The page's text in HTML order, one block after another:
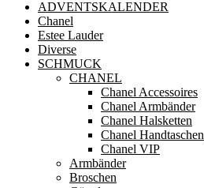
ADVENTSKALENDER
Chanel
Estee Lauder
Diverse
SCHMUCK
CHANEL
Chanel Accessoires
Chanel Armbänder
Chanel Halsketten
Chanel Handtaschen
Chanel VIP
Armbänder
Broschen